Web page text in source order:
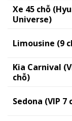
Xe 45 chỗ
Universe)
Limousine (9
Kia Carnival
chỗ)
Sedona (VIP 7